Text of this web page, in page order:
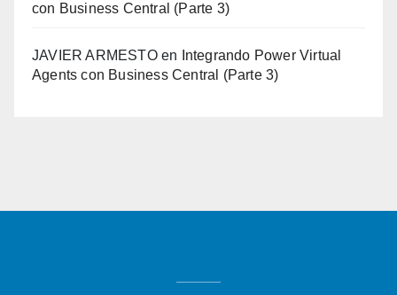
con Business Central (Parte 3)
JAVIER ARMESTOen
Integrando Power Virtual
Agents con Business Central (Parte 3)